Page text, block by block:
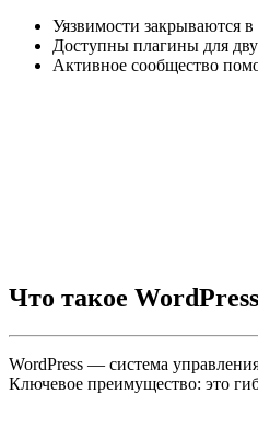
Уязвимости закрываются
Доступны плагины для
Активное сообщество
Что такое
WordPress — система
Ключевое преимущество: это